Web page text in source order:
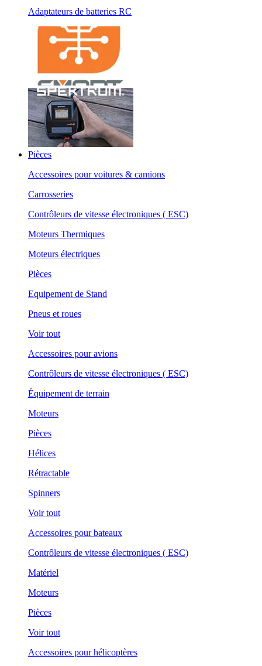
Adaptateurs de batteries RC
Pièces
Accessoires pour voitures & camions
Carrosseries
Contrôleurs de vitesse électroniques ( ESC)
Moteurs Thermiques
Moteurs électriques
Pièces
Equipement de Stand
Pneus et roues
Voir tout
Accessoires pour avions
Contrôleurs de vitesse électroniques ( ESC)
Équipement de terrain
Moteurs
Pièces
Hélices
Rétractable
Spinners
Voir tout
Accessoires pour bateaux
Contrôleurs de vitesse électroniques ( ESC)
Matériel
Moteurs
Pièces
Voir tout
Accessoires pour hélicoptères